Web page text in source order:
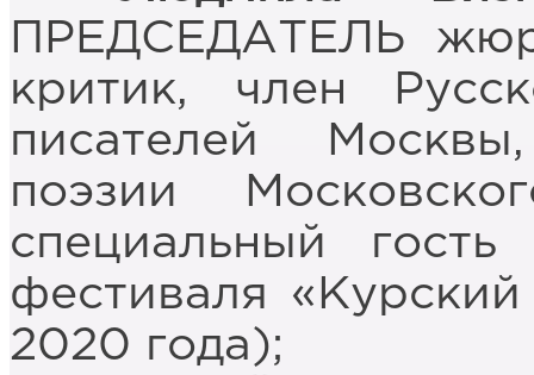
ПРЕДСЕДАТЕЛЬ
критик, член
писателей
поэзии
специальный
фестиваля «Курский
2020 года);